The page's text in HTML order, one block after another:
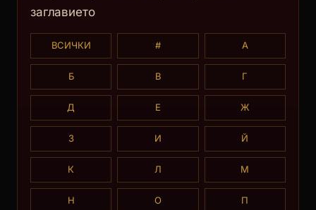
заглавието
ВСИЧКИ # А
Б В Г
Д Е Ж
З И Й
К Л М
Н О П